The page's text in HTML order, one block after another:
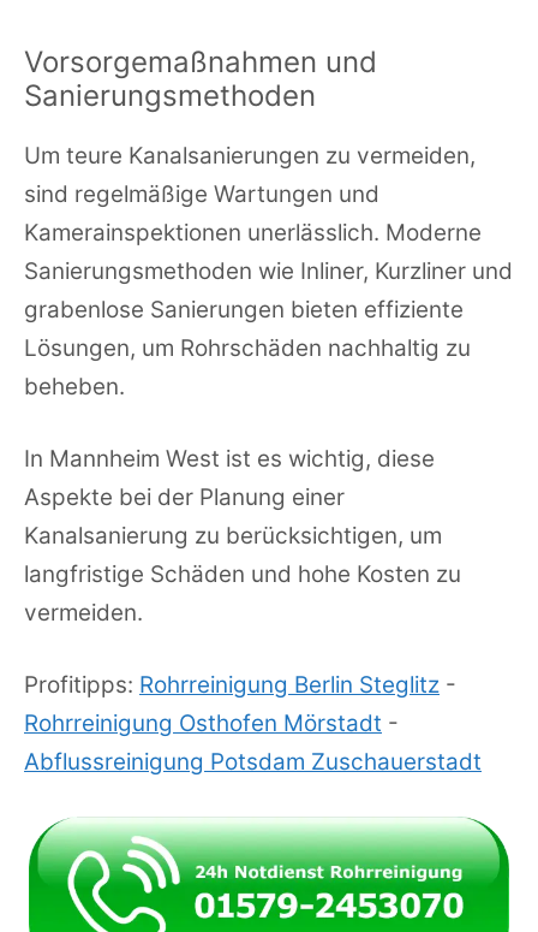
Vorsorgemaßnahmen und
Sanierungsmethoden
Um teure Kanalsanierungen zu vermeiden,
sind regelmäßige Wartungen und
Kamerainspektionen unerlässlich. Moderne
Sanierungsmethoden wie Inliner, Kurzliner und
grabenlose Sanierungen bieten effiziente
Lösungen, um Rohrschäden nachhaltig zu
beheben.
In Mannheim West ist es wichtig, diese
Aspekte bei der Planung einer
Kanalsanierung zu berücksichtigen, um
langfristige Schäden und hohe Kosten zu
vermeiden.
Profitipps: Rohrreinigung Berlin Steglitz -
Rohrreinigung Osthofen Mörstadt -
Abflussreinigung Potsdam Zuschauerstadt